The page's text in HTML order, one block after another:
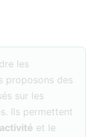
les
proposons des
sur les
Ils permettent
et le